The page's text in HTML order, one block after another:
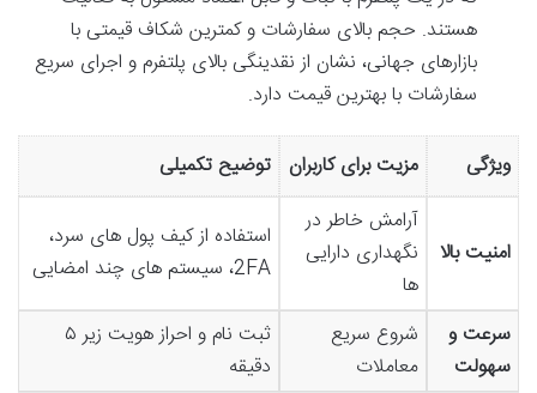
هستند. حجم بالای سفارشات و کمترین شکاف قیمتی با
بازارهای جهانی، نشان از نقدینگی بالای پلتفرم و اجرای سریع
سفارشات با بهترین قیمت دارد.
ویژگی مزیت برای کاربران توضیح تکمیلی
امنیت بالا
آرامش خاطر در
نگهداری دارایی
ها
استفاده از کیف پول های سرد،
2FA، سیستم های چند امضایی
سرعت و
سهولت
شروع سریع
معاملات
ثبت نام و احراز هویت زیر ۵
دقیقه